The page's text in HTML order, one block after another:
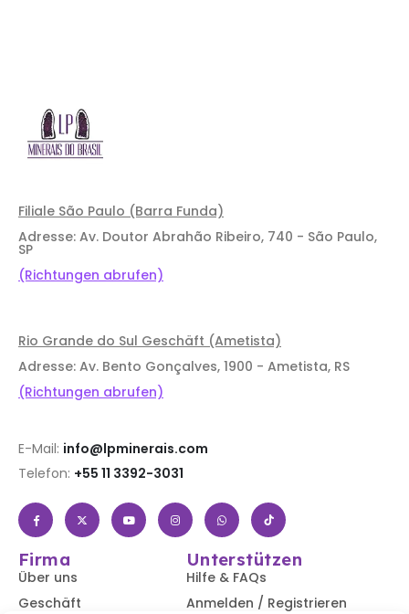
Filiale São Paulo (Barra Funda)
Adresse: Av. Doutor Abrahão Ribeiro, 740 - São Paulo,
SP
(Richtungen abrufen)
Rio Grande do Sul Geschäft (Ametista)
Adresse: Av. Bento Gonçalves, 1900 - Ametista, RS
(Richtungen abrufen)
E-Mail: info@lpminerais.com
Telefon: +55 11 3392-3031
Firma
Über uns
Geschäft
Unterstützen
Hilfe & FAQs
Anmelden / Registrieren